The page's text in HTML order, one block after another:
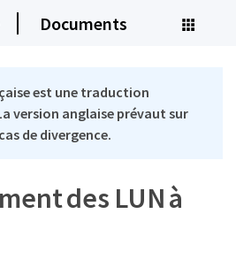
Documents
est une traduction
version anglaise prévaut sur
de divergence.
des LUN à